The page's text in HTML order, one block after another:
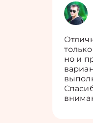
но и